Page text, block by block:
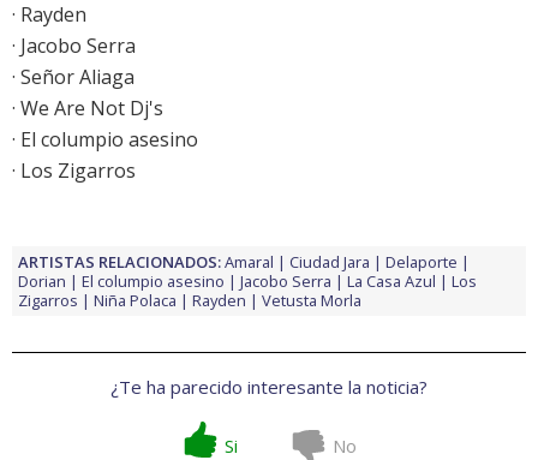
· Rayden
· Jacobo Serra
· Señor Aliaga
· We Are Not Dj's
· El columpio asesino
· Los Zigarros
ARTISTAS RELACIONADOS:Amaral Ciudad Jara
Delaporte
Dorian
El columpio asesino Jacobo Serra La Casa Azul
Los
Zigarros
Niña Polaca Rayden Vetusta Morla
¿Te ha parecido interesante la noticia?
Si No